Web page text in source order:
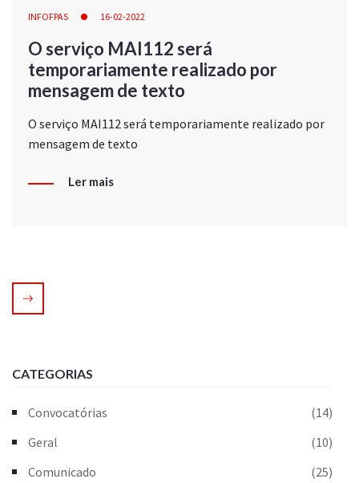
INFOFPAS 16-02-2022
O serviço MAI112 será
temporariamente realizado por
mensagem de texto
O serviço MAI112 será temporariamente realizado por
mensagem de texto
Ler mais
CATEGORIAS
Convocatórias
(14)
Geral
(10)
Comunicado
(25)